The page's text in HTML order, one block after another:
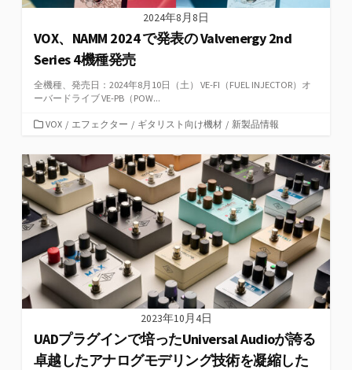
2024年8月8日
VOX、NAMM 2024 で発表の Valvenergy 2nd
Series 4機種発売
全機種、発売日：2024年8月10日（土） VE-FI（FUEL INJECTOR）オ
ーバードライブ VE-PB（POW...
カ
ゴ
リ
ー
VOX / エフェクター / ギタリスト向け機材 / 新製品情報
2023年10月4日
UADプラグインで培ったUniversal Audioが誇る
卓越したアナログモデリング技術を凝縮した